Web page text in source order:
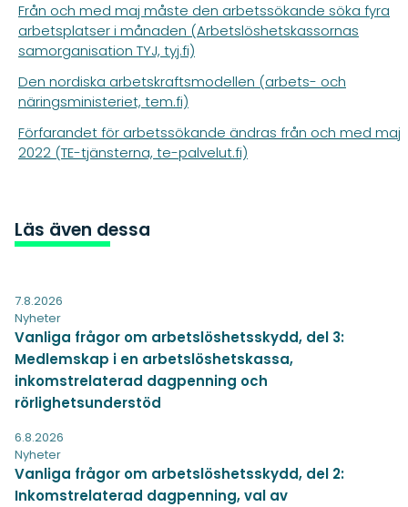
Läs även dessa
7.8.2026
Nyheter
Vanliga frågor om arbetslöshetsskydd, del 3:
Medlemskap i en arbetslöshetskassa,
inkomstrelaterad dagpenning och
rörlighetsunderstöd
6.8.2026
Nyheter
Vanliga frågor om arbetslöshetsskydd, del 2:
Inkomstrelaterad dagpenning, val av
Från och med maj måste den arbetssökande söka fyra
arbetsplatser i månaden (Arbetslöshetskassornas
samorganisation TYJ, tyj.fi)
Den nordiska arbetskraftsmodellen (arbets- och
näringsministeriet, tem.fi)
Förfarandet för arbetssökande ändras från och med maj
2022 (TE-tjänsterna, te-palvelut.fi)